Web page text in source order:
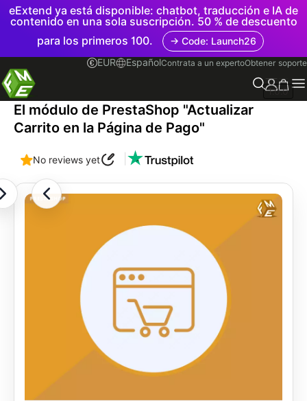
eExtend ya está disponible: chatbot, traducción e IA de
contenido en una sola suscripción. 50 % de descuento
para los primeros 100.
→ Code: Launch26
EUR
EspañolContrata a un expertoObtener soporte
1.0.0
El módulo de PrestaShop "Actualizar
Carrito en la Página de Pago"
No reviews yet